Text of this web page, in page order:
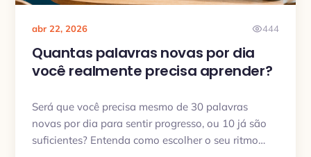
abr 22, 2026 444
Quantas palavras novas por dia
você realmente precisa aprender?
Será que você precisa mesmo de 30 palavras
novas por dia para sentir progresso, ou 10 já são
suficientes? Entenda como escolher o seu ritmo